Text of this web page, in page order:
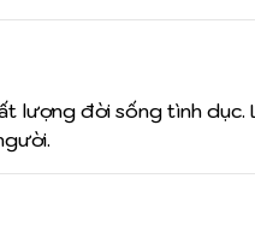
lượng đời sống tình dục.